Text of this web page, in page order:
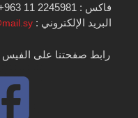
فاكس : 2245981 11 963+
البريد الإلكتروني :
رابط صفحتنا على